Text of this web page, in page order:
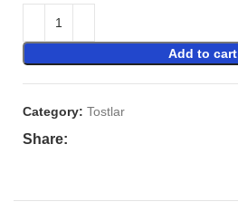
Add to cart
Category: Tostlar
Share: